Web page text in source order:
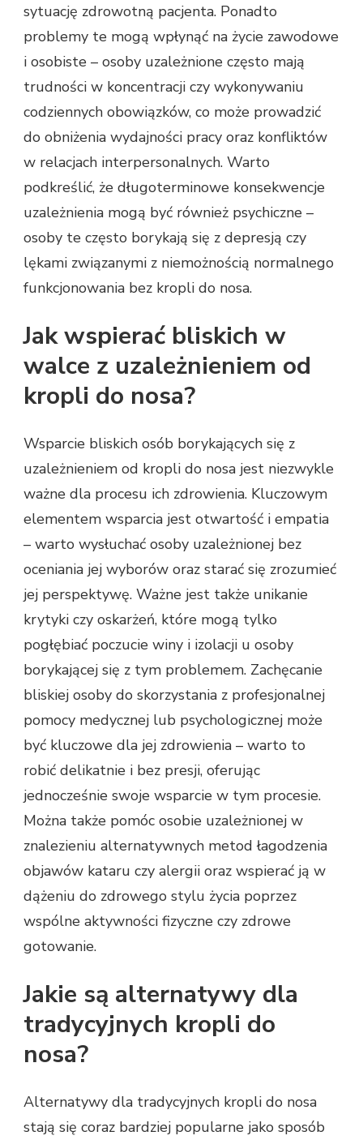
sytuację zdrowotną pacjenta. Ponadto
problemy te mogą wpłynąć na życie zawodowe
i osobiste – osoby uzależnione często mają
trudności w koncentracji czy wykonywaniu
codziennych obowiązków, co może prowadzić
do obniżenia wydajności pracy oraz konfliktów
w relacjach interpersonalnych. Warto
podkreślić, że długoterminowe konsekwencje
uzależnienia mogą być również psychiczne –
osoby te często borykają się z depresją czy
lękami związanymi z niemożnością normalnego
funkcjonowania bez kropli do nosa.
Jak wspierać bliskich w
walce z uzależnieniem od
kropli do nosa?
Wsparcie bliskich osób borykających się z
uzależnieniem od kropli do nosa jest niezwykle
ważne dla procesu ich zdrowienia. Kluczowym
elementem wsparcia jest otwartość i empatia
– warto wysłuchać osoby uzależnionej bez
oceniania jej wyborów oraz starać się zrozumieć
jej perspektywę. Ważne jest także unikanie
krytyki czy oskarżeń, które mogą tylko
pogłębiać poczucie winy i izolacji u osoby
borykającej się z tym problemem. Zachęcanie
bliskiej osoby do skorzystania z profesjonalnej
pomocy medycznej lub psychologicznej może
być kluczowe dla jej zdrowienia – warto to
robić delikatnie i bez presji, oferując
jednocześnie swoje wsparcie w tym procesie.
Można także pomóc osobie uzależnionej w
znalezieniu alternatywnych metod łagodzenia
objawów kataru czy alergii oraz wspierać ją w
dążeniu do zdrowego stylu życia poprzez
wspólne aktywności fizyczne czy zdrowe
gotowanie.
Jakie są alternatywy dla
tradycyjnych kropli do
nosa?
Alternatywy dla tradycyjnych kropli do nosa
stają się coraz bardziej popularne jako sposób